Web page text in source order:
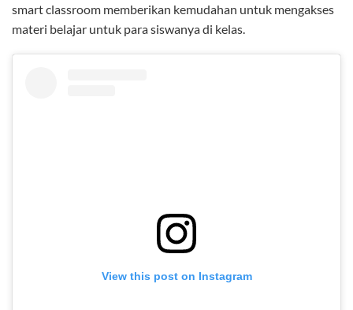
smart classroom memberikan kemudahan untuk mengakses
materi belajar untuk para siswanya di kelas.
View this post on Instagram